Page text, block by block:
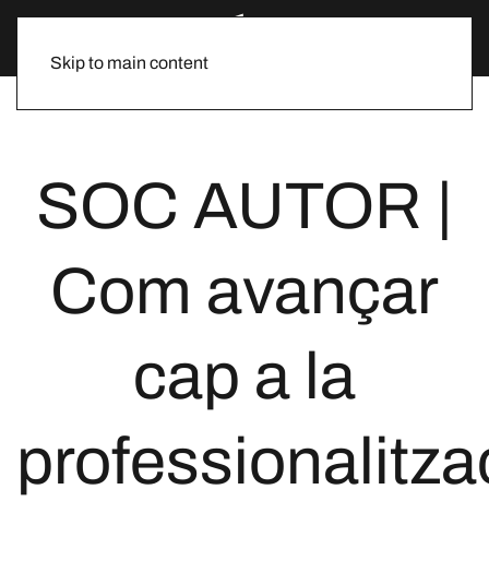
Skip to main content
SOC AUTOR |
Com avançar
cap a la